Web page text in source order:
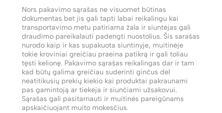
Nors pakavimo sąrašas ne visuomet būtinas
dokumentas bet jis gali tapti labai reikalingu kai
transportavimo metu patiriama žala ir siuntėjas gali
draudimo pareikalauti padengti nuostolius. Šis sarašas
nurodo kaip ir kas supakuota siuntinyje, muitinėje
tokie kroviniai greičiau praeina patikrą ir gali toliau
tęsti kelionę. Pakavimo sąrašas reikalingas dar ir tam
kad būtų galima greičiau suderinti ginčus dėl
neatitikusių prekių kiekio kai produktai pakraunami
pas gamintoją ar tiekėja ir siunčiami užsakovui.
Sąrašas gali pasitarnauti ir muitinės pareigūnams
apskaičiuojant muito mokesčius.